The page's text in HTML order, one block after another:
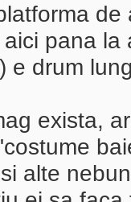
pana
e drum
exista,
alte